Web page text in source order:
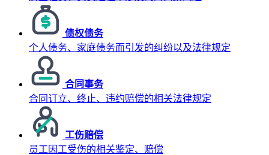
债权债务
个人债务、家庭债务而引发的纠纷以及法律规定
合同事务
合同订立、终止、违约赔偿的相关法律规定
工伤赔偿
员工因工受伤的相关鉴定、赔偿